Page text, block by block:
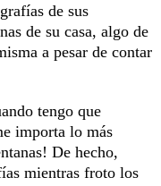
de sus
de su casa, algo de
a pesar de contar
tengo que
importa lo más
De hecho,
mientras froto los